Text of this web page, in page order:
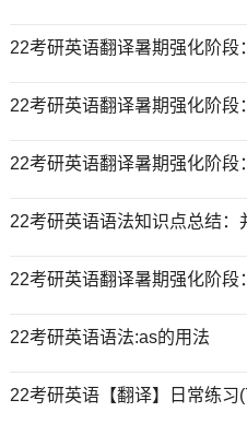
22考研英语翻译暑期强化阶段
22考研英语翻译暑期强化阶段
22考研英语翻译暑期强化阶段
22考研英语语法知识点总结：
22考研英语翻译暑期强化阶段
22考研英语语法:as的用法
22考研英语【翻译】日常练习